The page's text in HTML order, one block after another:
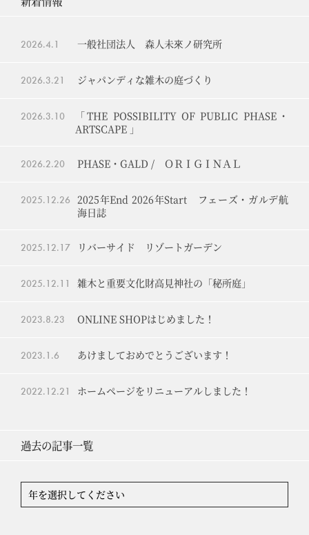
2026.4.1 一般社団法人 森人未來ノ研究所
2026.3.21 ジャパンディな雑木の庭づくり
2026.3.10
「THE POSSIBILITY OF PUBLIC PHASE・
ARTSCAPE 」
2026.2.20 PHASE・GALD / ＯＲＩＧＩＮＡＬ
2025.12.26
2025年End 2026年Start フェーズ・ガルデ航
海日誌
2025.12.17 リバーサイド リゾートガーデン
2025.12.11 雑木と重要文化財高見神社の「秘所庭」
2023.8.23 ONLINE SHOPはじめました！
2023.1.6 あけましておめでとうございます！
2022.12.21 ホームページをリニューアルしました！
過去の記事一覧